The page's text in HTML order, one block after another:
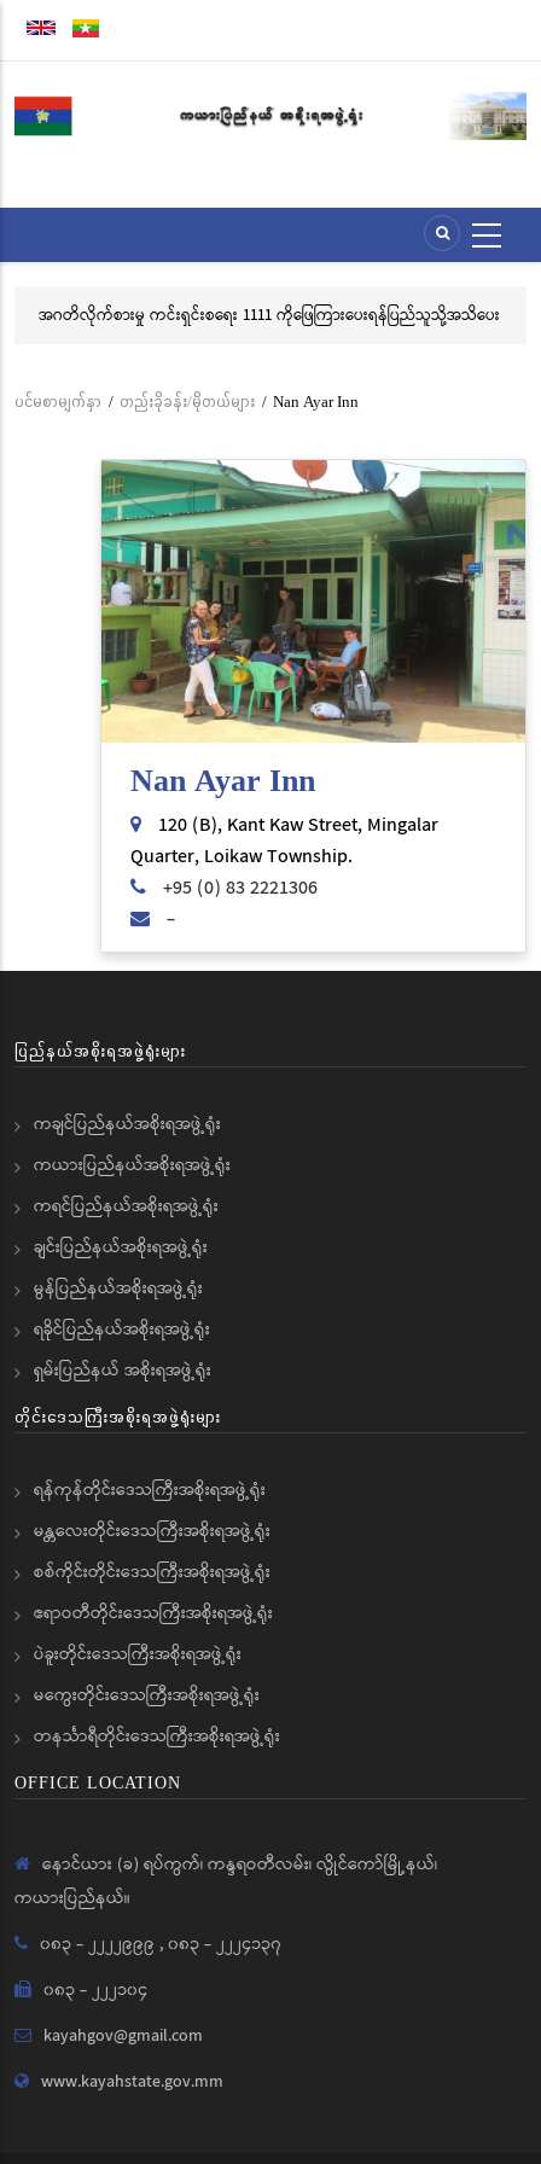
အဓိက
အကြောင်းအရာ
သွား
မည်
အဂတိလိုက်စားမှု ကင်းရှင်းစရေး 1111 ကိုဖြေကြားပေးရန်ပြည်သူသို့အသိပေး
Breadcrumb
ပင်မစာမျက်နှာ / တည်းခိုခန်း/မိုတယ်များ / Nan Ayar Inn
Nan Ayar Inn
120 (B), Kant Kaw Street, Mingalar
Quarter, Loikaw Township.
+95 (0) 83 2221306
-
ပြည်နယ်အစိုးရအဖွဲ့ရုံးများ
ကချင်ပြည်နယ်အစိုးရအဖွဲ့ရုံး
ကယားပြည်နယ်အစိုးရအဖွဲ့ရုံး
ကရင်ပြည်နယ်အစိုးရအဖွဲ့ရုံး
ချင်းပြည်နယ်အစိုးရအဖွဲ့ရုံး
မွန်ပြည်နယ်အစိုးရအဖွဲ့ရုံး
ရခိုင်ပြည်နယ်အစိုးရအဖွဲ့ရုံး
ရှမ်းပြည်နယ် အစိုးရအဖွဲ့ရုံး
တိုင်းဒေသကြီးအစိုးရအဖွဲ့ရုံးများ
ရန်ကုန်တိုင်းဒေသကြီးအစိုးရအဖွဲ့ရုံး
မန္တလေးတိုင်းဒေသကြီးအစိုးရအဖွဲ့ရုံး
စစ်ကိုင်းတိုင်းဒေသကြီးအစိုးရအဖွဲ့ရုံး
ဧရာဝတီတိုင်းဒေသကြီးအစိုးရအဖွဲ့ရုံး
ပဲခူးတိုင်းဒေသကြီးအစိုးရအဖွဲ့ရုံး
မကွေးတိုင်းဒေသကြီးအစိုးရအဖွဲ့ရုံး
တနင်္သာရီတိုင်းဒေသကြီးအစိုးရအဖွဲ့ရုံး
OFFICE LOCATION
နောင်ယား (ခ) ရပ်ကွက်၊ ကန္ဒရဝတီလမ်း၊ လွိုင်ကော်မြို့နယ်၊
ကယားပြည်နယ်။
၀၈၃ - ၂၂၂၂၉၉၉ ,၀၈၃ - ၂၂၂၄၁၃၇
၀၈၃ - ၂၂၂၁၀၄
kayahgov@gmail.com
www.kayahstate.gov.mm